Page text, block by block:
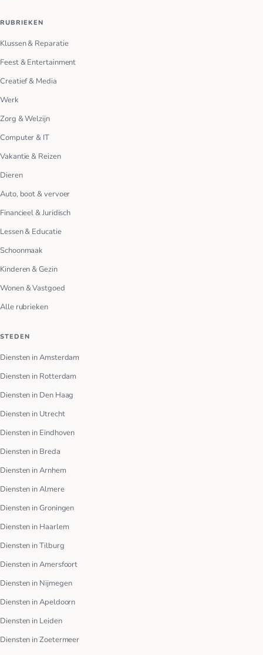
RUBRIEKEN
Klussen & Reparatie
Feest & Entertainment
Creatief & Media
Werk
Zorg & Welzijn
Computer & IT
Vakantie & Reizen
Dieren
Auto, boot & vervoer
Financieel & Juridisch
Lessen & Educatie
Schoonmaak
Kinderen & Gezin
Wonen & Vastgoed
Alle rubrieken
STEDEN
Diensten in Amsterdam
Diensten in Rotterdam
Diensten in Den Haag
Diensten in Utrecht
Diensten in Eindhoven
Diensten in Breda
Diensten in Arnhem
Diensten in Almere
Diensten in Groningen
Diensten in Haarlem
Diensten in Tilburg
Diensten in Amersfoort
Diensten in Nijmegen
Diensten in Apeldoorn
Diensten in Leiden
Diensten in Zoetermeer